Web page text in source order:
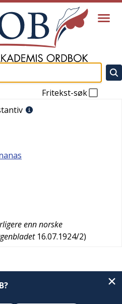
Fritekst-søk
enn norske
16.07.1924/2)